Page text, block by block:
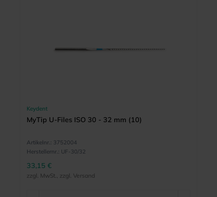
Keydent
MyTip U-Files ISO 30 - 32 mm (10)
Artikelnr.: 3752004
Herstellernr.: UF-30/32
33,15 €
zzgl. MwSt., zzgl. Versand